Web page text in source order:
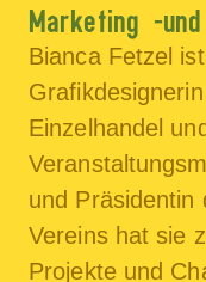
Marketing -
Bianca Fetzel
Einzelhandel und
und Präsidentin
Vereins hat sie
Projekte und